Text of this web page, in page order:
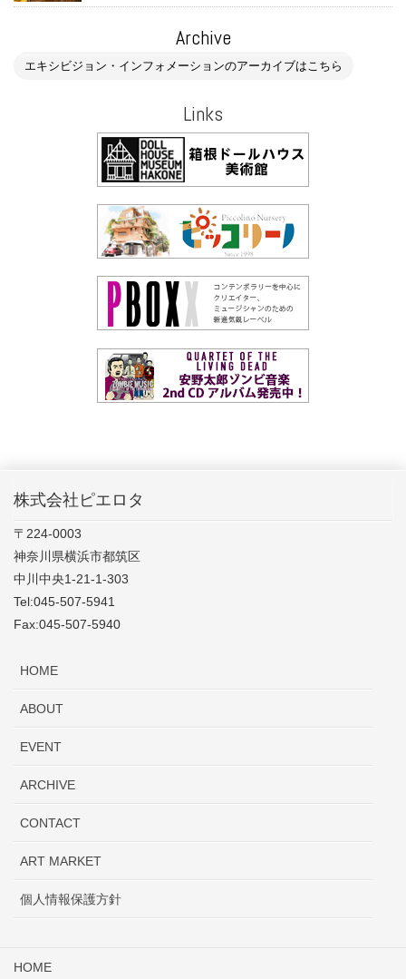
Archive
エキシビジョン・インフォメーションのアーカイブはこちら
Links
株式会社ピエロタ
〒224-0003
神奈川県横浜市都筑区
中川中央1-21-1-303
Tel:045-507-5941
Fax:045-507-5940
HOME
ABOUT
EVENT
ARCHIVE
CONTACT
ART MARKET
個人情報保護方針
HOME